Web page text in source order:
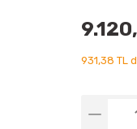
931,38 TL